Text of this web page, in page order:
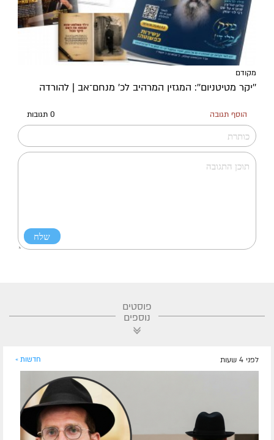
מקודם
''יקר מטיטניום'': המגזין המרהיב לכ’ מנחם־אב | להורדה
הוסף תגובה 0 תגובות
פוסטים
נוספים
לפני 4 שעות חדשות »